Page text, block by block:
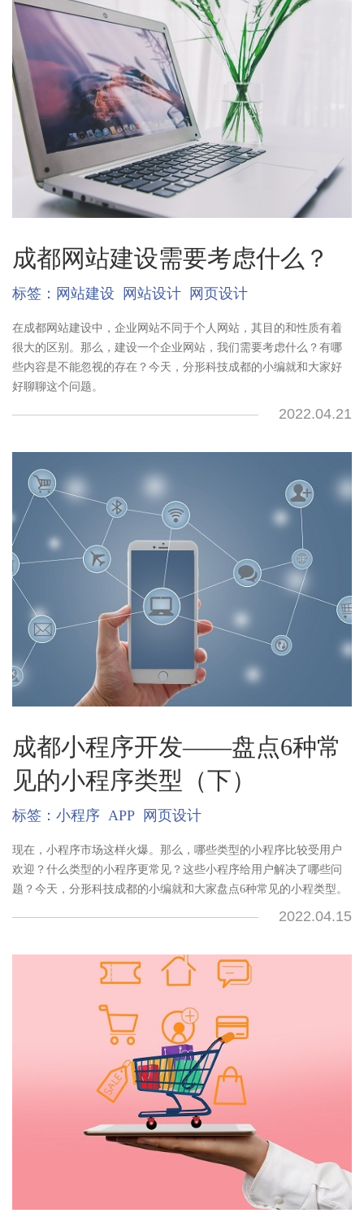
成都网站建设需要考虑什么？
标签： 网站建设 网站设计 网页设计
在成都网站建设中，企业网站不同于个人网站，其目的和性质有着
很大的区别。那么，建设一个企业网站，我们需要考虑什么？有哪
些内容是不能忽视的存在？今天，分形科技成都的小编就和大家好
好聊聊这个问题。
2022.04.21
成都小程序开发——盘点6种常
见的小程序类型（下）
标签： 小程序 APP 网页设计
现在，小程序市场这样火爆。那么，哪些类型的小程序比较受用户
欢迎？什么类型的小程序更常见？这些小程序给用户解决了哪些问
题？今天，分形科技成都的小编就和大家盘点6种常见的小程类型。
2022.04.15